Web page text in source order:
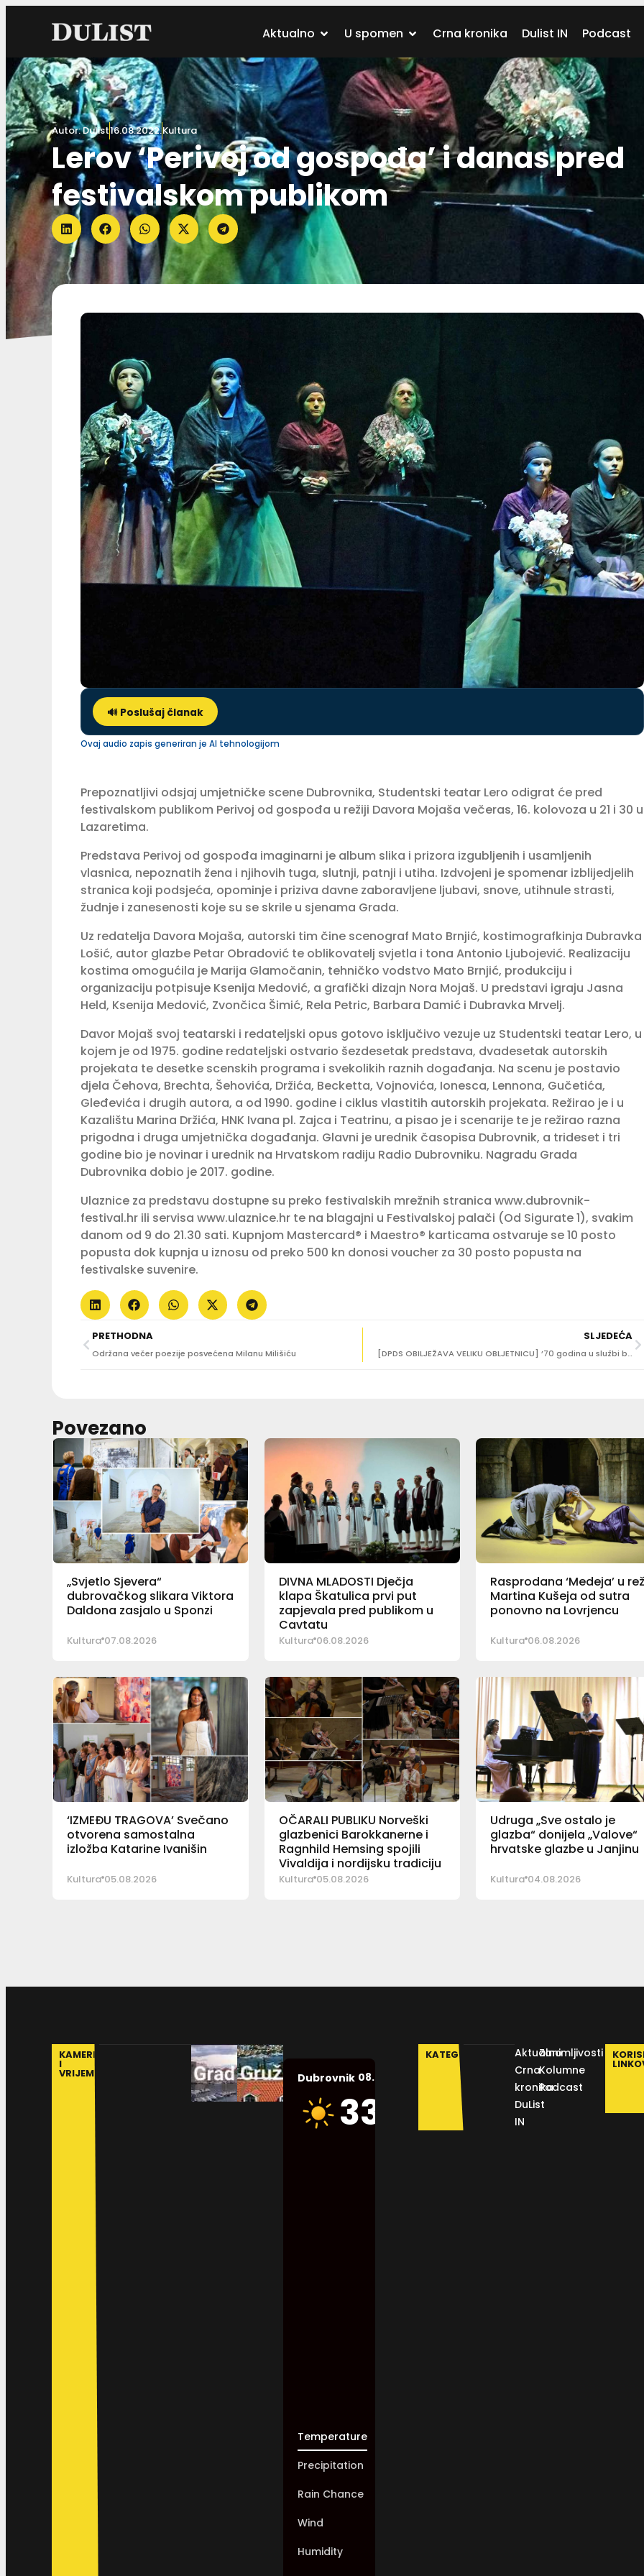
Aktualno U spomen Crna kronika Dulist IN Podcast
Autor:Dulist16.08.2022.Kultura
Lerov ‘Perivoj od gospođa’ i danas pred
festivalskom publikom
🔊 Poslušaj članak
Ovaj audio zapis generiran je AI tehnologijom
Prepoznatljivi odsjaj umjetničke scene Dubrovnika, Studentski teatar Lero odigrat će pred
festivalskom publikom Perivoj od gospođa u režiji Davora Mojaša večeras, 16. kolovoza u 21 i 30 u
Lazaretima.
Predstava Perivoj od gospođa imaginarni je album slika i prizora izgubljenih i usamljenih
vlasnica, nepoznatih žena i njihovih tuga, slutnji, patnji i utiha. Izdvojeni je spomenar izblijedjelih
stranica koji podsjeća, opominje i priziva davne zaboravljene ljubavi, snove, utihnule strasti,
žudnje i zanesenosti koje su se skrile u sjenama Grada.
Uz redatelja Davora Mojaša, autorski tim čine scenograf Mato Brnjić, kostimografkinja Dubravka
Lošić, autor glazbe Petar Obradović te oblikovatelj svjetla i tona Antonio Ljubojević. Realizaciju
kostima omogućila je Marija Glamočanin, tehničko vodstvo Mato Brnjić, produkciju i
organizaciju potpisuje Ksenija Medović, a grafički dizajn Nora Mojaš. U predstavi igraju Jasna
Held, Ksenija Medović, Zvončica Šimić, Rela Petric, Barbara Damić i Dubravka Mrvelj.
Davor Mojaš svoj teatarski i redateljski opus gotovo isključivo vezuje uz Studentski teatar Lero, u
kojem je od 1975. godine redateljski ostvario šezdesetak predstava, dvadesetak autorskih
projekata te desetke scenskih programa i svekolikih raznih događanja. Na scenu je postavio
djela Čehova, Brechta, Šehovića, Držića, Becketta, Vojnovića, Ionesca, Lennona, Gučetića,
Gleđevića i drugih autora, a od 1990. godine i ciklus vlastitih autorskih projekata. Režirao je i u
Kazalištu Marina Držića, HNK Ivana pl. Zajca i Teatrinu, a pisao je i scenarije te je režirao razna
prigodna i druga umjetnička događanja. Glavni je urednik časopisa Dubrovnik, a trideset i tri
godine bio je novinar i urednik na Hrvatskom radiju Radio Dubrovniku. Nagradu Grada
Dubrovnika dobio je 2017. godine.
Ulaznice za predstavu dostupne su preko festivalskih mrežnih stranica www.dubrovnik-
festival.hr ili servisa www.ulaznice.hr te na blagajni u Festivalskoj palači (Od Sigurate 1), svakim
danom od 9 do 21.30 sati. Kupnjom Mastercard® i Maestro® karticama ostvaruje se 10 posto
popusta dok kupnja u iznosu od preko 500 kn donosi voucher za 30 posto popusta na
festivalske suvenire.
PRETHODNA
Održana večer poezije posvećena Milanu Milišiću
SLJEDEĆA
[DPDS OBILJEŽAVA VELIKU OBLJETNICU] ’70 godina u službi baštine’ večeras u Sponzi
Povezano
„Svjetlo Sjevera“
dubrovačkog slikara Viktora
Daldona zasjalo u Sponzi
Kultura 07.08.2026
DIVNA MLADOSTI Dječja
klapa Škatulica prvi put
zapjevala pred publikom u
Cavtatu
Kultura 06.08.2026
Rasprodana ‘Medeja’ u
Martina Kušeja od sutra
ponovno na Lovrjencu
Kultura 06.08.2026
‘IZMEĐU TRAGOVA’ Svečano
otvorena samostalna
izložba Katarine Ivanišin
Kultura 05.08.2026
OČARALI PUBLIKU Norveški
glazbenici Barokkanerne i
Ragnhild Hemsing spojili
Vivaldija i nordijsku tradiciju
Kultura 05.08.2026
Udruga „Sve ostalo je
glazba“ donijela „Valove“
hrvatske glazbe u Janjinu
Kultura 04.08.2026
KAMERE
I
VRIJEME Dubrovnik 08.08.2026.
33
Humidity:
Temperature
Precipitation
Rain Chance
Wind
Humidity
KATEGORIJE
Aktualno
Crna
kronika
DuList
IN
Zanimljivosti
Kolumne
Podcast